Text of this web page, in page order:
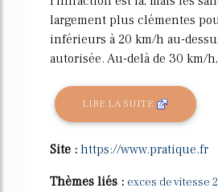
largement plus clémentes
inférieurs à 20 km/h au-
autorisée. Au-delà de 30 km/
LIRE LA SUITE
Site : https://www.pratique.fr
Thèmes liés : exces de vitesse